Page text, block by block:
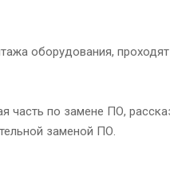
оборудования,
часть по замене ПО,
заменой ПО.